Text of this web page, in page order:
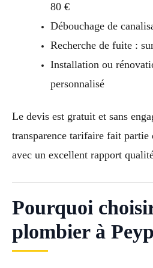
80 €
Débouchage de
Recherche de fuite :
Installation ou
personnalisé
Le devis est gratuit et sans
transparence tarifaire fait partie
avec un excellent rapport
Pourquoi
plombier à